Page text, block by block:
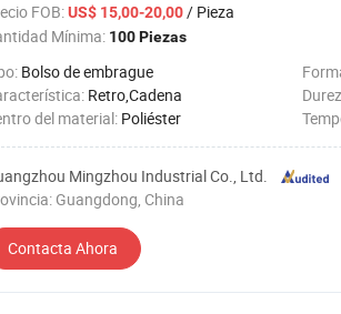
FOB:US$ 15,00-20,00/ Pieza
Mínima: 100 Piezas
Bolso de embrague
Retro,Cadena
del material: Poliéster
Mingzhou Industrial Co., Ltd.
Guangdong, China
Contacta Ahora